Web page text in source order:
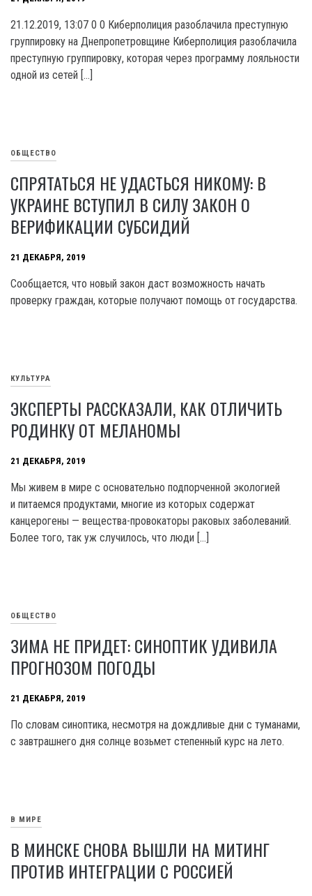
21.12.2019, 13:07 0 0 Киберполиция разоблачила преступную
группировку на Днепропетровщине Киберполиция разоблачила
преступную группировку, которая через программу лояльности
одной из сетей […]
ОБЩЕСТВО
СПРЯТАТЬСЯ НЕ УДАСТЬСЯ НИКОМУ: В
УКРАИНЕ ВСТУПИЛ В СИЛУ ЗАКОН О
ВЕРИФИКАЦИИ СУБСИДИЙ
21 ДЕКАБРЯ, 2019
Сообщается, что новый закон даст возможность начать
проверку граждан, которые получают помощь от государства.
КУЛЬТУРА
ЭКСПЕРТЫ РАССКАЗАЛИ, КАК ОТЛИЧИТЬ
РОДИНКУ ОТ МЕЛАНОМЫ
21 ДЕКАБРЯ, 2019
Мы живем в мире с основательно подпорченной экологией
и питаемся продуктами, многие из которых содержат
канцерогены — вещества-провокаторы раковых заболеваний.
Более того, так уж случилось, что люди […]
ОБЩЕСТВО
ЗИМА НЕ ПРИДЕТ: СИНОПТИК УДИВИЛА
ПРОГНОЗОМ ПОГОДЫ
21 ДЕКАБРЯ, 2019
По словам синоптика, несмотря на дождливые дни с туманами,
с завтрашнего дня солнце возьмет степенный курс на лето.
В МИРЕ
В МИНСКЕ СНОВА ВЫШЛИ НА МИТИНГ
ПРОТИВ ИНТЕГРАЦИИ С РОССИЕЙ